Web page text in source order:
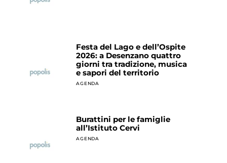
Festa del Lago e dell’Ospite
2026: a Desenzano quattro
giorni tra tradizione, musica
e sapori del territorio
AGENDA
Burattini per le famiglie
all’Istituto Cervi
AGENDA